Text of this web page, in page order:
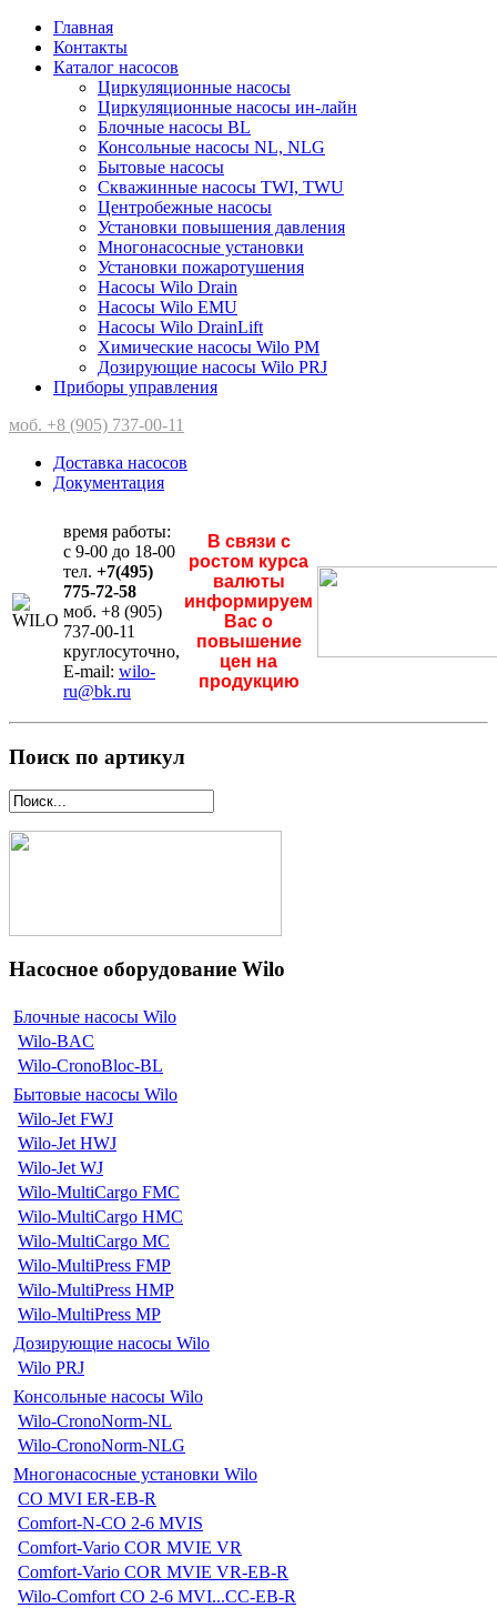
Главная
Контакты
Каталог насосов
Циркуляционные насосы
Циркуляционные насосы ин-лайн
Блочные насосы BL
Консольные насосы NL, NLG
Бытовые насосы
Скважинные насосы TWI, TWU
Центробежные насосы
Установки повышения давления
Многонасосные установки
Установки пожаротушения
Насосы Wilo Drain
Насосы Wilo EMU
Насосы Wilo DrainLift
Химические насосы Wilo PM
Дозирующие насосы Wilo PRJ
Приборы управления
моб. +8 (905) 737-00-11
Доставка насосов
Документация
время работы:
с 9-00 до 18-00
тел. +7(495)
775-72-58
моб. +8 (905)
737-00-11
круглосуточно,
E-mail: wilo-
ru@bk.ru
В связи с
ростом курса
валюты
информируем
Вас о
повышение
цен на
продукцию
Поиск по артикул
Насосное оборудование Wilo
Блочные насосы Wilo
Wilo-BAC
Wilo-CronoBloc-BL
Бытовые насосы Wilo
Wilo-Jet FWJ
Wilo-Jet HWJ
Wilo-Jet WJ
Wilo-MultiCargo FMC
Wilo-MultiCargo HMC
Wilo-MultiCargo MC
Wilo-MultiPress FMP
Wilo-MultiPress HMP
Wilo-MultiPress MP
Дозирующие насосы Wilo
Wilo PRJ
Консольные насосы Wilo
Wilo-CronoNorm-NL
Wilo-CronoNorm-NLG
Многонасосные установки Wilo
CO MVI ER-EB-R
Comfort-N-CO 2-6 MVIS
Comfort-Vario COR MVIE VR
Comfort-Vario COR MVIE VR-EB-R
Wilo-Comfort CO 2-6 MVI...CC-EB-R